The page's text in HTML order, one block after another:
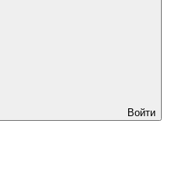
Войти